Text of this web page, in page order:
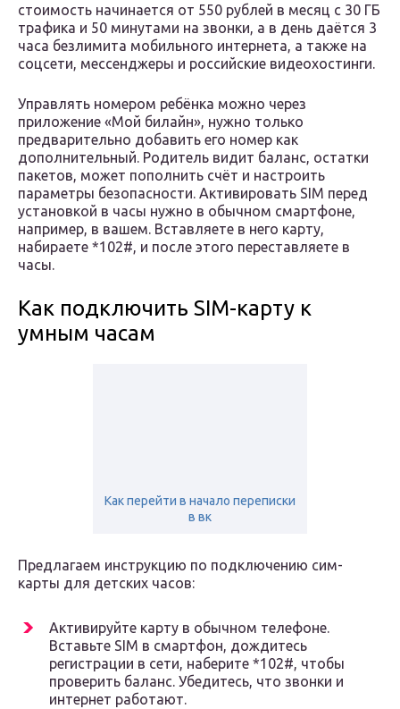
стоимость начинается от 550 рублей в месяц с 30 ГБ
трафика и 50 минутами на звонки, а в день даётся 3
часа безлимита мобильного интернета, а также на
соцсети, мессенджеры и российские видеохостинги.
Управлять номером ребёнка можно через
приложение «Мой билайн», нужно только
предварительно добавить его номер как
дополнительный. Родитель видит баланс, остатки
пакетов, может пополнить счёт и настроить
параметры безопасности. Активировать SIM перед
установкой в часы нужно в обычном смартфоне,
например, в вашем. Вставляете в него карту,
набираете *102#, и после этого переставляете в
часы.
Как подключить SIM-карту к
умным часам
Как перейти в начало переписки
в вк
Предлагаем инструкцию по подключению сим-
карты для детских часов:
Активируйте карту в обычном телефоне.
Вставьте SIM в смартфон, дождитесь
регистрации в сети, наберите *102#, чтобы
проверить баланс. Убедитесь, что звонки и
интернет работают.